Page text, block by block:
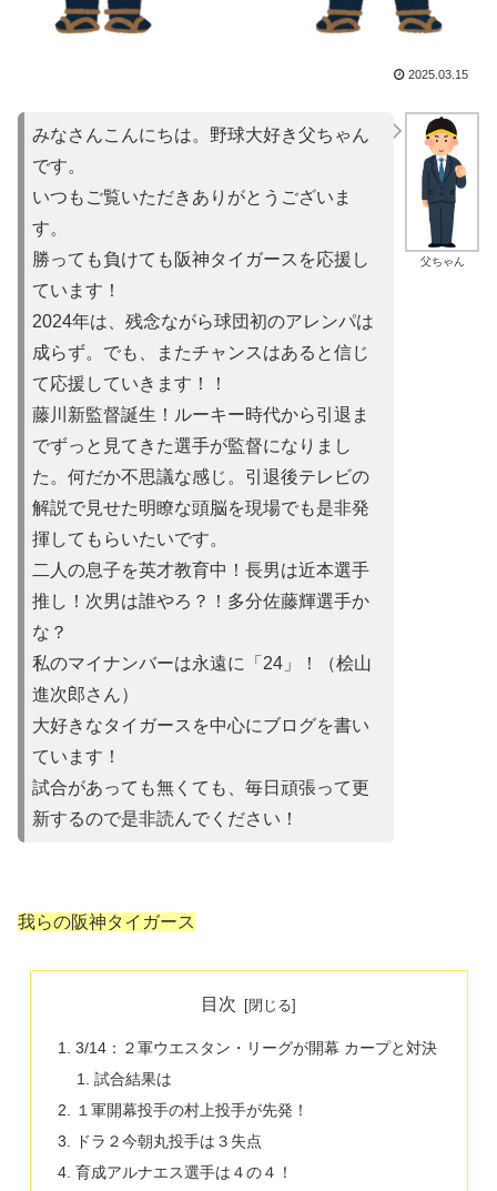
2025.03.15
父ちゃん
みなさんこんにちは。野球大好き父ちゃん
です。
いつもご覧いただきありがとうございま
す。
勝っても負けても阪神タイガースを応援し
ています！
2024年は、残念ながら球団初のアレンパは
成らず。でも、またチャンスはあると信じ
て応援していきます！！
藤川新監督誕生！ルーキー時代から引退ま
でずっと見てきた選手が監督になりまし
た。何だか不思議な感じ。引退後テレビの
解説で見せた明瞭な頭脳を現場でも是非発
揮してもらいたいです。
二人の息子を英才教育中！長男は近本選手
推し！次男は誰やろ？！多分佐藤輝選手か
な？
私のマイナンバーは永遠に「24」！（桧山
進次郎さん）
大好きなタイガースを中心にブログを書い
ています！
試合があって も無くても、毎日頑張って更
新するので是非読んでください！
我らの阪神タイガース
目次
3/14：２軍ウエスタン・リーグが開幕 カープと対決
試合結果は
１軍開幕投手の村上投手が先発！
ドラ２今朝丸投手は３失点
育成アルナエス選手は４の４！